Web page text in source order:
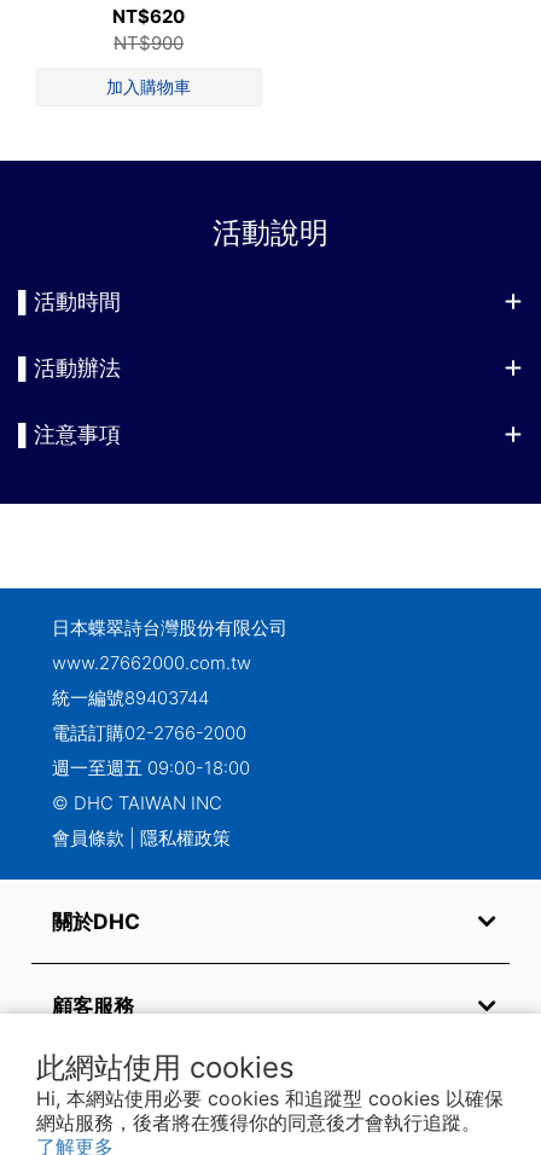
此網站使用 cookies
Hi, 本網站使用必要 cookies 和追蹤型 cookies 以確保
網站服務，後者將在獲得你的同意後才會執行追蹤。
了解更多
NT$620
NT$900
活動說明
▌活動時間
▌活動辦法
▌注意事項
日本蝶翠詩台灣股份有限公司
www.27662000.com.tw
統一編號89403744
電話訂購02-2766-2000
週一至週五 09:00-18:00
© DHC TAIWAN INC
會員條款
隱私權政策
關於DHC
顧客服務
常見問題